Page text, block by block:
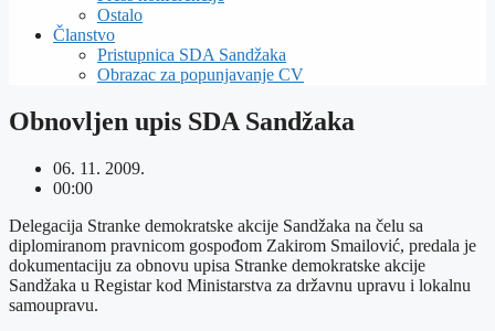
Ostalo
Članstvo
Pristupnica SDA Sandžaka
Obrazac za popunjavanje CV
Obnovljen upis SDA Sandžaka
06. 11. 2009.
00:00
Delegacija Stranke demokratske akcije Sandžaka na čelu sa
diplomiranom pravnicom gospođom Zakirom Smailović, predala je
dokumentaciju za obnovu upisa Stranke demokratske akcije
Sandžaka u Registar kod Ministarstva za državnu upravu i lokalnu
samoupravu.